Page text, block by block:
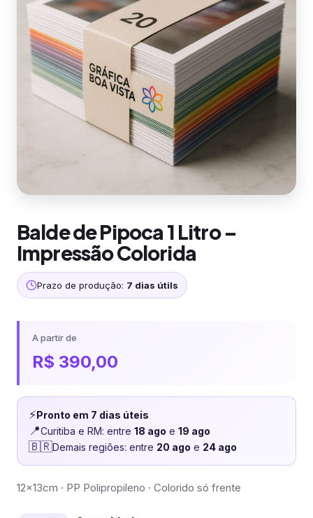
Balde de Pipoca 1 Litro –
Impressão Colorida
Prazo de produção: 7 dias útils
A partir de
R$ 390,00
⚡Pronto em 7 dias úteis
📍Curitiba e RM: entre 18 ago e 19 ago
🇧🇷Demais regiões: entre 20 ago e 24 ago
12x13cm · PP Polipropileno · Colorido só frente